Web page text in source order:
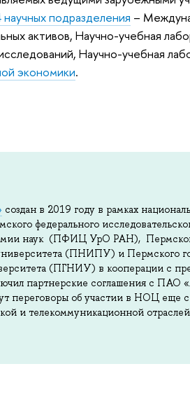
научных подразделения –
активов, Научно-учебная
Научно-учебная
экономики.
создан в 2019 году в рамках
федерального
наук (ПФИЦ УрО РАН),
(ПНИПУ) и Пермского
(ПГНИУ) в кооперации с
партнерские соглашения с
переговоры об участии в НОЦ еще
и телекоммуникационной